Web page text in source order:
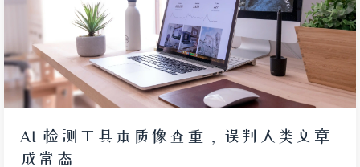
五年内的高价值回忆仅三十至四十五篇，大量日常生活
平淡无奇，难以持续产出。作者认为，人的灵感与创作
欲会枯竭，只有探索和记录才能真正体现写作的意义。
文中引用一位游戏博主的故事，强调记录的价值在于可
能在不经意间点燃他人的灵光，这正是写作的深层意义
AI 检测工具本质像查重，误判人类文章
成常态